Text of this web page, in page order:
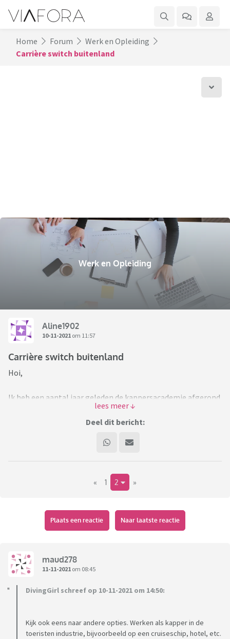
Home Forum
Werk en Opleiding
Carrière switch buitenland
Werk en Opleiding
Aline1902
10-11-2021 om 11:57
Carrière switch buitenland
Hoi,
Ik heb een aantal jaar geleden de kappersacademie afgerond
en werk nog steeds vol met passie in dit vak.
Helaas merk ik ook dat mijn leven stil staat. Ik kom voor
20er nog steeds thuis. De situatie is uitzichtloos.
Nu wil ik graag naar het buitenland maar ik weet niet goed of
ik daar wel verder kan. Ik heb wel een diploma dat als het
wel een bestaan kan opbouwen. Ik weet dat er met de taal
vaak ook Engels voldoende is en ik dan zo snel mogelijk de
plaatselijke taal kan leren, maar dan heb ik ook concurrentie
Iemand ervaring met emigratie vanwege de uitzichtloze NL
situatie?
Deel dit bericht:
« 1 2 »
Plaats een reactie Naar laatste reactie
maud278
11-11-2021 om 08:45
DivingGirl schreef op 10-11-2021 om 14:50:
Kijk ook eens naar andere opties. Werken als kapper in de
toeristen industrie, bijvoorbeeld op een cruiseschip, hotel, etc.